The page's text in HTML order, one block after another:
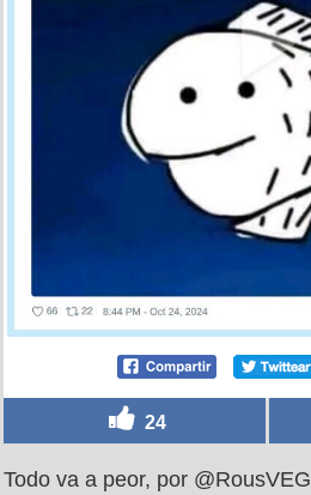
24
Todo va a peor, por @RousVEG